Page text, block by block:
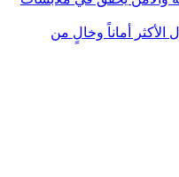
أماناً وخالٍ من